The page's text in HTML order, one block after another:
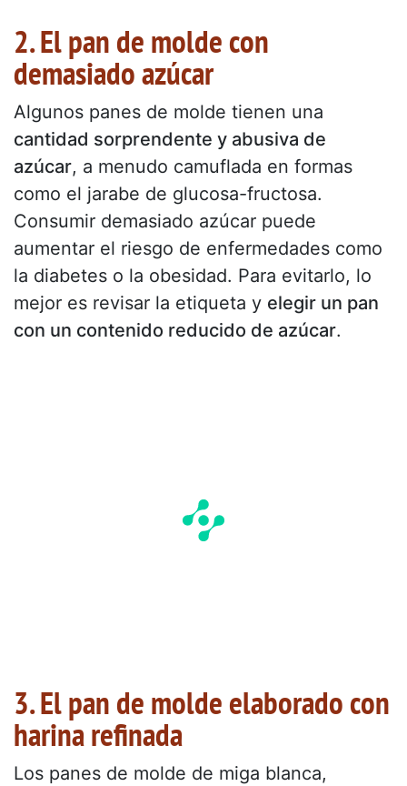
2. El pan de molde con
demasiado azúcar
Algunos panes de molde tienen una
cantidad sorprendente y abusiva de
azúcar, a menudo camuflada en formas
como el jarabe de glucosa-fructosa.
Consumir demasiado azúcar puede
aumentar el riesgo de enfermedades como
la diabetes o la obesidad. Para evitarlo, lo
mejor es revisar la etiqueta y elegir un pan
con un contenido reducido de azúcar.
3. El pan de molde elaborado con
harina refinada
Los panes de molde de miga blanca,